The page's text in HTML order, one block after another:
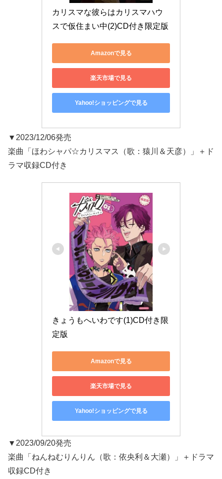
カリスマな彼らはカリスマハウ
スで仮住まい中(2)CD付き限定版
Amazonで見る
楽天市場で見る
Yahoo!ショッピングで見る
▼2023/12/06発売
楽曲「ほわシャパ☆カリスマス（歌：猿川＆天彦）」＋ド
ラマ収録CD付き
きょうもへいわです(1)CD付き限
定版
Amazonで見る
楽天市場で見る
Yahoo!ショッピングで見る
▼2023/09/20発売
楽曲「ねんねむりんりん（歌：依央利＆大瀬）」＋ドラマ
収録CD付き